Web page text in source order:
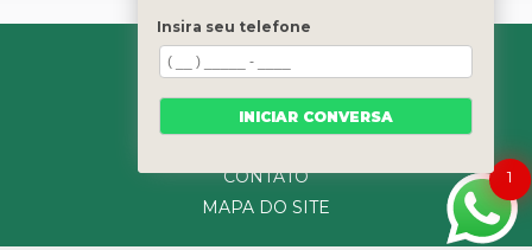
HOME
SOBRE NÓS
SERVIÇOS
CONTATO
MAPA DO SITE
1
Insira seu telefone
INICIAR CONVERSA